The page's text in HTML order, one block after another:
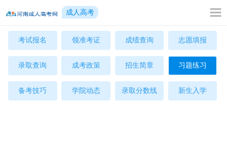
成人高考
考试报名 领准考证 成绩查询 志愿填报
录取查询 成考政策 招生简章 习题练习
备考技巧 学院动态 录取分数线 新生入学